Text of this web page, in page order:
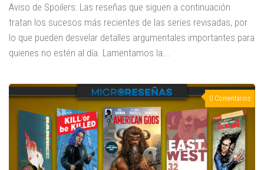
Aviso de Spoilers: Las reseñas que siguen a continuación
tratan los sucesos más recientes de las series revisadas, por
lo que pueden desvelar detalles argumentales importantes para
quienes no estén al día. Lamentamos la...
0 Comentarios